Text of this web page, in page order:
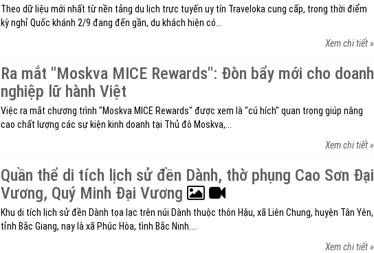
Theo dữ liệu mới nhất từ nền tảng du lịch trực tuyến uy tín Traveloka cung cấp, trong thời điểm
kỳ nghỉ Quốc khánh 2/9 đang đến gần, du khách hiện có...
Xem chi tiết »
Ra mắt "Moskva MICE Rewards": Đòn bẩy mới cho doanh
nghiệp lữ hành Việt
Việc ra mắt chương trình "Moskva MICE Rewards" được xem là "cú hích" quan trọng giúp nâng
cao chất lượng các sự kiện kinh doanh tại Thủ đô Moskva,...
Xem chi tiết »
Quần thể di tích lịch sử đền Dành, thờ phụng Cao Sơn Đại
Vương, Quý Minh Đại Vương
Khu di tích lịch sử đền Dành tọa lạc trên núi Dành thuộc thôn Hậu, xã Liên Chung, huyện Tân Yên,
tỉnh Bắc Giang, nay là xã Phúc Hòa, tình Bắc Ninh....
Xem chi tiết »